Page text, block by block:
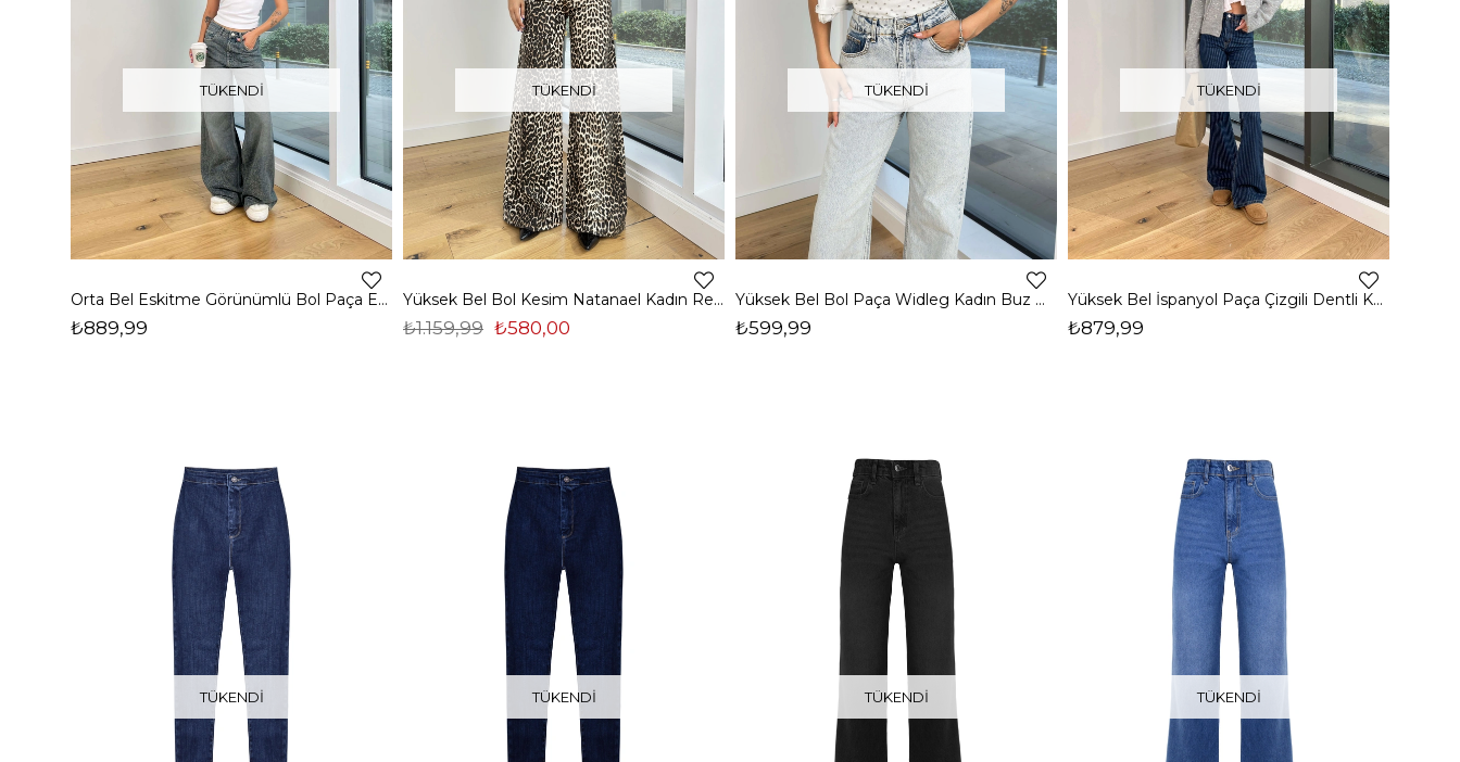
TÜKENDI
Orta Bel Eskitme Görünümlü Bol Paça Erubey Füme Kadın Jean 25K159
₺889,99
TÜKENDI
Yüksek Bel Bol Kesim Natanael Kadın Renkli Jeans 25K156
₺580,00
₺1.159,99
TÜKENDI
Yüksek Bel Bol Paça Widleg Kadın Buz Mavisi Jean 25K030
₺599,99
TÜKENDI
Yüksek Bel İspanyol Paça Çizgili Dentli Kadın Mavi Jeans 24Y003
₺879,99
TÜKENDI TÜKENDI TÜKENDI TÜKENDI